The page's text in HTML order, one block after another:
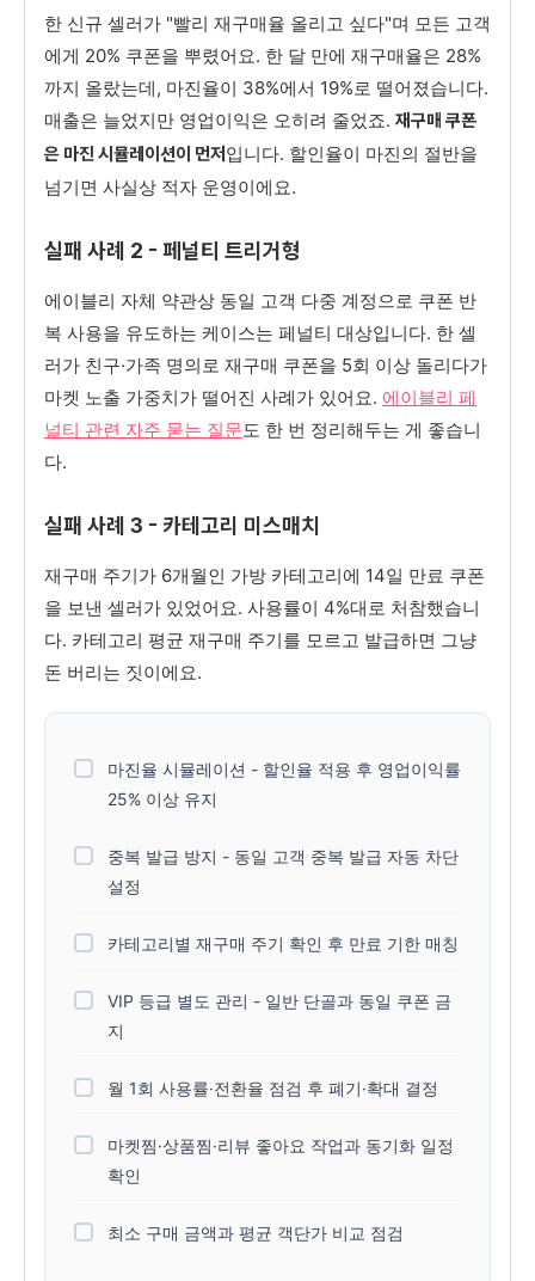
한 신규 셀러가 "빨리 재구매율 올리고 싶다"며 모든 고객
에게 20% 쿠폰을 뿌렸어요. 한 달 만에 재구매율은 28%
까지 올랐는데, 마진율이 38%에서 19%로 떨어졌습니다.
매출은 늘었지만 영업이익은 오히려 줄었죠. 재구매 쿠폰
은 마진 시뮬레이션이 먼저 입니다. 할인율이 마진의 절반을
넘기면 사실상 적자 운영이에요.
실패 사례 2 - 페널티 트리거형
에이블리 자체 약관상 동일 고객 다중 계정으로 쿠폰 반
복 사용을 유도하는 케이스는 페널티 대상입니다. 한 셀
러가 친구·가족 명의로 재구매 쿠폰을 5회 이상 돌리다가
마켓 노출 가중치가 떨어진 사례가 있어요. 에이블리 페
널티 관련 자주 묻는 질문도 한 번 정리해두는 게 좋습니
다.
실패 사례 3 - 카테고리 미스매치
재구매 주기가 6개월인 가방 카테고리에 14일 만료 쿠폰
을 보낸 셀러가 있었어요. 사용률이 4%대로 처참했습니
다. 카테고리 평균 재구매 주기를 모르고 발급하면 그냥
돈 버리는 짓이에요.
마진율 시뮬레이션 - 할인율 적용 후 영업이익률
25% 이상 유지
중복 발급 방지 - 동일 고객 중복 발급 자동 차단
설정
카테고리별 재구매 주기 확인 후 만료 기한 매칭
VIP 등급 별도 관리 - 일반 단골과 동일 쿠폰 금
지
월 1회 사용률·전환율 점검 후 폐기·확대 결정
마켓찜·상품찜·리뷰 좋아요 작업과 동기화 일정
확인
최소 구매 금액과 평균 객단가 비교 점검